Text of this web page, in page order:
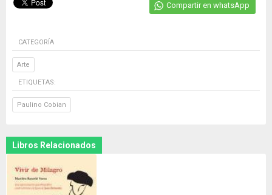
Compartir en whatsApp
CATEGORÍA
Arte
ETIQUETAS:
Paulino Cobian
Libros Relacionados